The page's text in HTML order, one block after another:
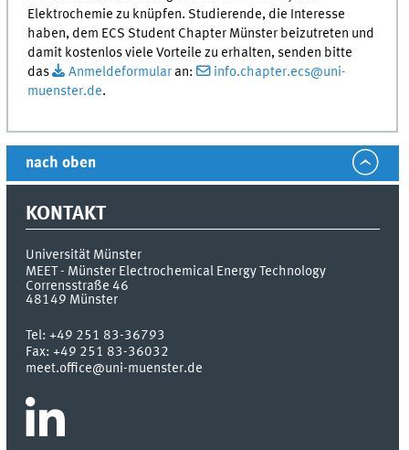
Elektrochemie zu knüpfen. Studierende, die Interesse
haben, dem ECS Student Chapter Münster beizutreten und
damit kostenlos viele Vorteile zu erhalten, senden bitte
das
Anmeldeformular an:
info.chapter.ecs@uni-
muenster.de.
nach oben
KONTAKT
Universität Münster
MEET - Münster Electrochemical Energy Technology
Corrensstraße 46
48149 Münster
Tel:+49 251 83-36793
Fax:+49 251 83-36032
meet.office@uni-muenster.de